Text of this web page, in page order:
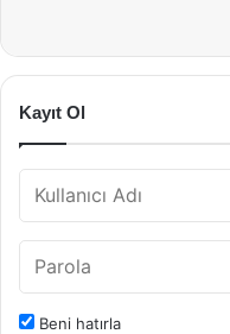
Kayıt Ol
Beni hatırla